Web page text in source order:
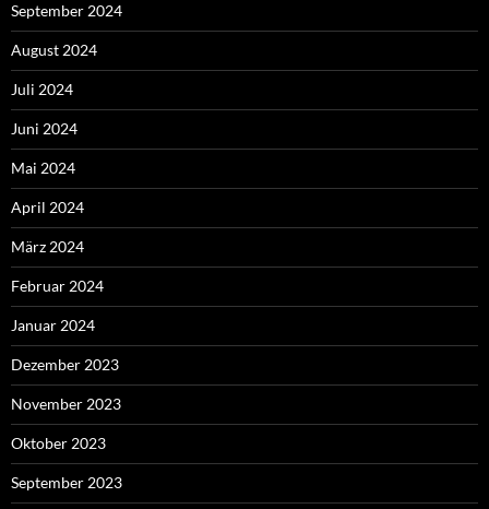
September 2024
August 2024
Juli 2024
Juni 2024
Mai 2024
April 2024
März 2024
Februar 2024
Januar 2024
Dezember 2023
November 2023
Oktober 2023
September 2023